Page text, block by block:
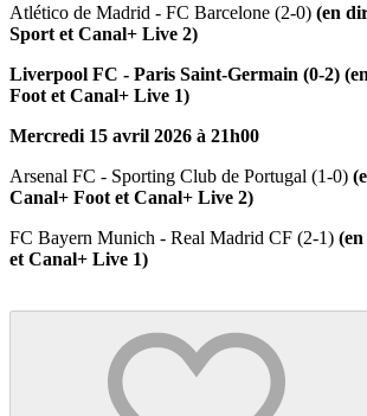
Atlético de Madrid - FC Barcelone (2-0) (en
Sport et Canal+ Live 2)
Liverpool FC - Paris Saint-Germain (0-2)
Foot et Canal+ Live 1)
Mercredi 15 avril 2026 à 21h00
Arsenal FC - Sporting Club de Portugal (1-0)
Canal+ Foot et Canal+ Live 2)
FC Bayern Munich - Real Madrid CF (2-1)
et Canal+ Live 1)